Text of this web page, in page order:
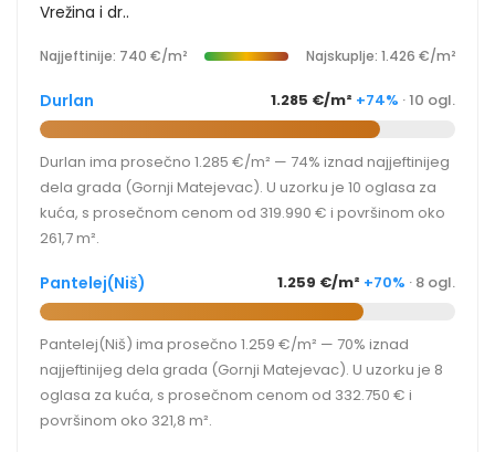
Vrežina i dr..
Najjeftinije: 740 €/m² Najskuplje: 1.426 €/m²
Durlan 1.285 €/m² +74% · 10 ogl.
Durlan ima prosečno 1.285 €/m² — 74% iznad najjeftinijeg
dela grada (Gornji Matejevac). U uzorku je 10 oglasa za
kuća, s prosečnom cenom od 319.990 € i površinom oko
261,7 m².
Pantelej(Niš) 1.259 €/m² +70% · 8 ogl.
Pantelej(Niš) ima prosečno 1.259 €/m² — 70% iznad
najjeftinijeg dela grada (Gornji Matejevac). U uzorku je 8
oglasa za kuća, s prosečnom cenom od 332.750 € i
površinom oko 321,8 m².